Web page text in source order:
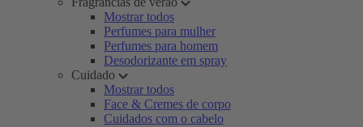
Mostrar todos
Perfumes para mulher
Perfumes para homem
Desodorizante em spray
Cuidado
Mostrar todos
Face & Cremes de corpo
Cuidados com o cabelo